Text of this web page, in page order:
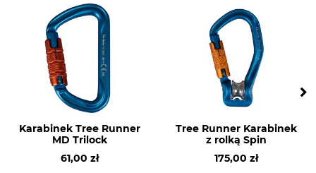
Karabinek Tree Runner
MD Trilock
61,00 zł
Tree Runner Karabinek
z rolką Spin
175,00 zł